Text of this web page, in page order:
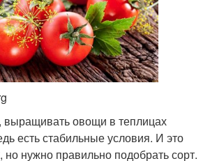
выращивать овощи в теплицах
есть стабильные условия. И это
но нужно правильно подобрать сорт.